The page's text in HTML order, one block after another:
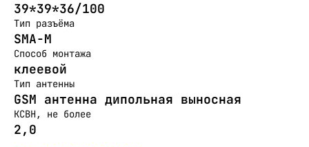
39*39*36/100
Тип разъёма
SMA-M
Способ монтажа
клеевой
Тип антенны
GSM антенна дипольная выносная
КСВН, не более
2,0